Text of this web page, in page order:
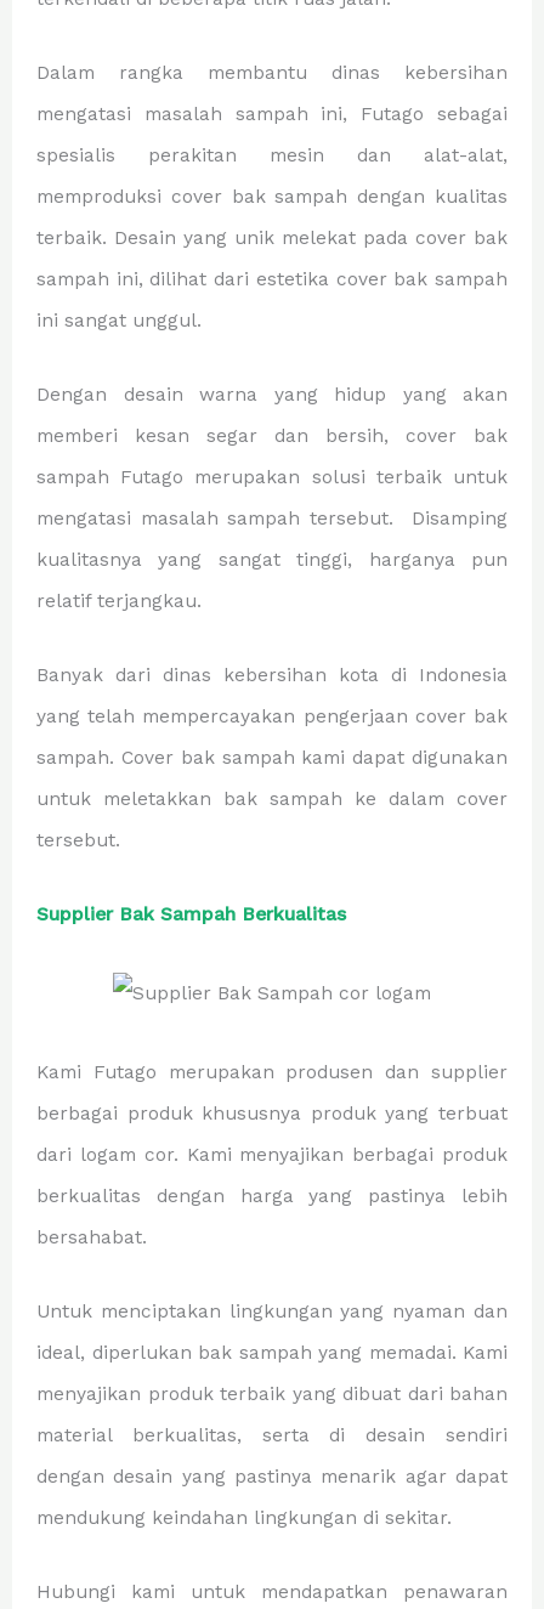
Dalam rangka membantu dinas kebersihan
mengatasi masalah sampah ini, Futago sebagai
spesialis perakitan mesin dan alat-alat,
memproduksi cover bak sampah dengan kualitas
terbaik. Desain yang unik melekat pada cover bak
sampah ini, dilihat dari estetika cover bak sampah
ini sangat unggul.
Dengan desain warna yang hidup yang akan
memberi kesan segar dan bersih, cover bak
sampah Futago merupakan solusi terbaik untuk
mengatasi masalah sampah tersebut. Disamping
kualitasnya yang sangat tinggi, harganya pun
relatif terjangkau.
Banyak dari dinas kebersihan kota di Indonesia
yang telah mempercayakan pengerjaan cover bak
sampah. Cover bak sampah kami dapat digunakan
untuk meletakkan bak sampah ke dalam cover
tersebut.
Supplier Bak Sampah Berkualitas
Kami Futago merupakan produsen dan supplier
berbagai produk khususnya produk yang terbuat
dari logam cor. Kami menyajikan berbagai produk
berkualitas dengan harga yang pastinya lebih
bersahabat.
Untuk menciptakan lingkungan yang nyaman dan
ideal, diperlukan bak sampah yang memadai. Kami
menyajikan produk terbaik yang dibuat dari bahan
material berkualitas, serta di desain sendiri
dengan desain yang pastinya menarik agar dapat
mendukung keindahan lingkungan di sekitar.
Hubungi kami untuk mendapatkan penawaran